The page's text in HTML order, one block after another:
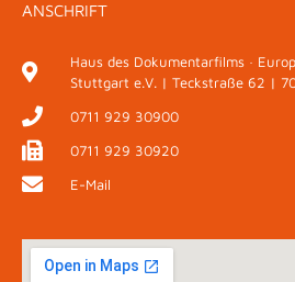
ANSCHRIFT
Haus des Dokumentarfilms ·
Stuttgart e.V. | Teckstraße 62 |
0711 929 30900
0711 929 30920
E-Mail